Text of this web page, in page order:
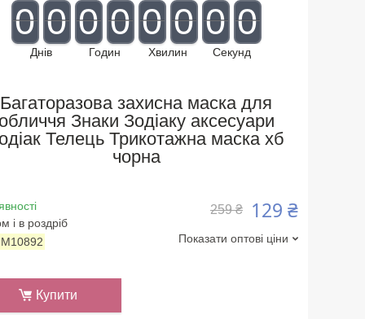
0 0
Днів
0 0
Годин
0 0
Хвилин
0 0
Секунд
Багаторазова захисна маска для
обличчя Знаки Зодіаку аксесуари
Телець Трикотажна маска хб
чорна
і в роздріб
M10892
259 ₴ 129 ₴
Показати оптові ціни
Купити